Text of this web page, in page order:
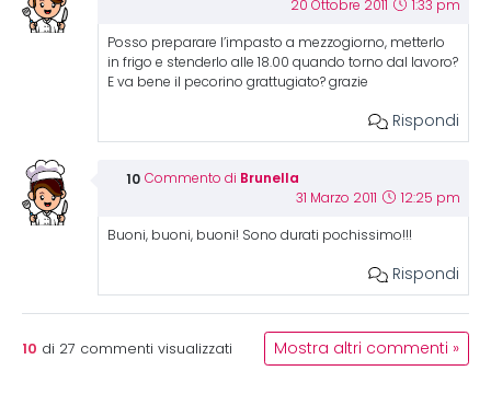
20 Ottobre 2011 1:33 pm
Posso preparare l’impasto a mezzogiorno, metterlo
in frigo e stenderlo alle 18.00 quando torno dal lavoro?
E va bene il pecorino grattugiato? grazie
Rispondi
Commento di Brunella
31 Marzo 2011 12:25 pm
Buoni, buoni, buoni! Sono durati pochissimo!!!
Rispondi
10 di 27 commenti visualizzati Mostra altri commenti »